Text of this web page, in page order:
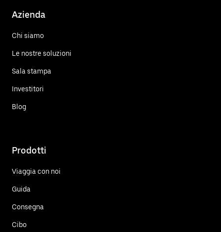
Azienda
Chi siamo
Le nostre soluzioni
Sala stampa
Investitori
Blog
Prodotti
Viaggia con noi
Guida
Consegna
Cibo